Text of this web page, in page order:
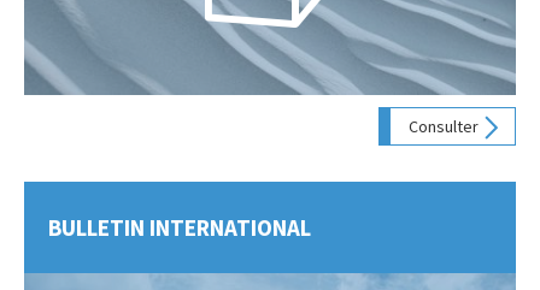
Consulter
BULLETIN INTERNATIONAL